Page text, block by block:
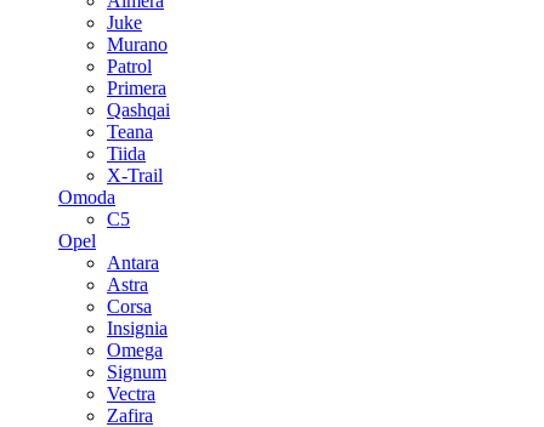
Juke
Murano
Patrol
Primera
Qashqai
Teana
Tiida
X-Trail
Omoda
C5
Opel
Antara
Astra
Corsa
Insignia
Omega
Signum
Vectra
Zafira